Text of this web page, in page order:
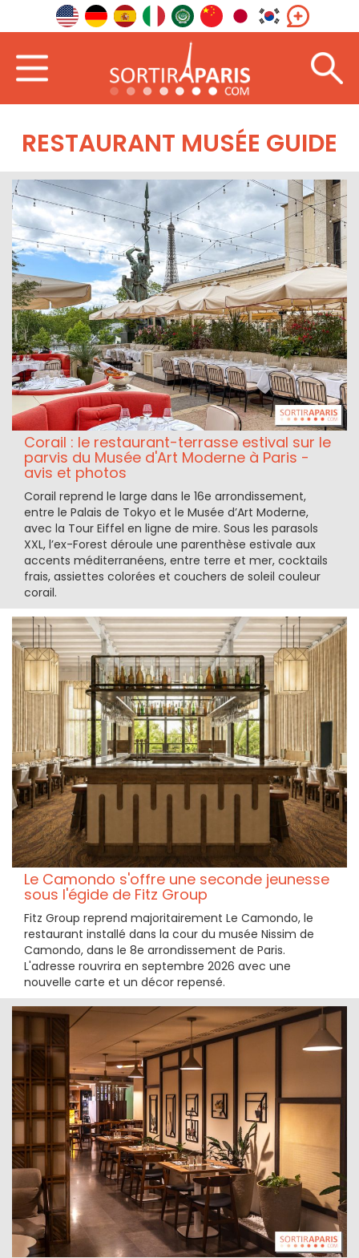
RESTAURANT MUSÉE GUIDE
Corail : le restaurant-terrasse estival sur le
parvis du Musée d'Art Moderne à Paris -
avis et photos
Corail reprend le large dans le 16e arrondissement,
entre le Palais de Tokyo et le Musée d’Art Moderne,
avec la Tour Eiffel en ligne de mire. Sous les parasols
XXL, l’ex-Forest déroule une parenthèse estivale aux
accents méditerranéens, entre terre et mer, cocktails
frais, assiettes colorées et couchers de soleil couleur
corail.
Le Camondo s'offre une seconde jeunesse
sous l'égide de Fitz Group
Fitz Group reprend majoritairement Le Camondo, le
restaurant installé dans la cour du musée Nissim de
Camondo, dans le 8e arrondissement de Paris.
L'adresse rouvrira en septembre 2026 avec une
nouvelle carte et un décor repensé.